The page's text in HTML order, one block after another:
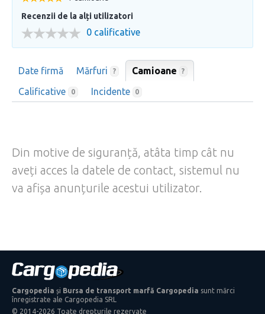
Recenzii de la alți utilizatori
0 calificative
Date firmă Mărfuri ? Camioane ?
Calificative 0 Incidente 0
Din motive de siguranță, atâta timp cât nu
aveți acces la datele de contact, sistemul nu
va afișa anunțurile acestui utilizator.
Cargopedia și Bursa de transport marfă Cargopedia sunt mărci
înregistrate ale Cargopedia SRL
© 2014-2026 Toate drepturile rezervate